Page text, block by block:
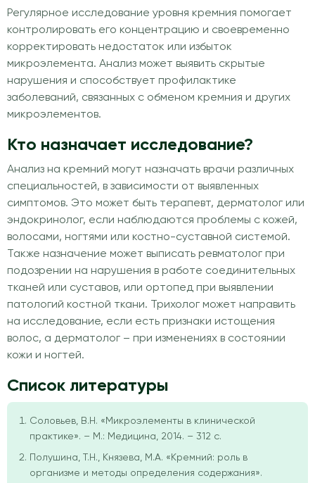
Регулярное исследование уровня кремния помогает
контролировать его концентрацию и своевременно
корректировать недостаток или избыток
микроэлемента. Анализ может выявить скрытые
нарушения и способствует профилактике
заболеваний, связанных с обменом кремния и других
микроэлементов.
Кто назначает исследование?
Анализ на кремний могут назначать врачи различных
специальностей, в зависимости от выявленных
симптомов. Это может быть терапевт, дерматолог или
эндокринолог, если наблюдаются проблемы с кожей,
волосами, ногтями или костно-суставной системой.
Также назначение может выписать ревматолог при
подозрении на нарушения в работе соединительных
тканей или суставов, или ортопед при выявлении
патологий костной ткани. Трихолог может направить
на исследование, если есть признаки истощения
волос, а дерматолог – при изменениях в состоянии
кожи и ногтей.
Список литературы
Соловьев, В.Н. «Микроэлементы в клинической
практике». – М.: Медицина, 2014. – 312 с.
Полушина, Т.Н., Князева, М.А. «Кремний: роль в
организме и методы определения содержания».